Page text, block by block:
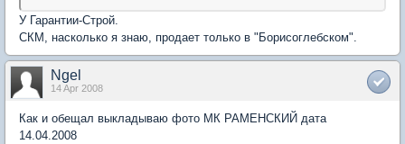
У Гарантии-Строй.
СКМ, насколько я знаю, продает только в "Борисоглебском".
Ngel
14 Apr 2008
Как и обещал выкладываю фото МК РАМЕНСКИЙ дата
14.04.2008